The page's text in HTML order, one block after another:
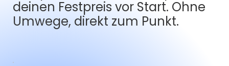
deinen Festpreis vor Start. Ohne
Umwege, direkt zum Punkt.